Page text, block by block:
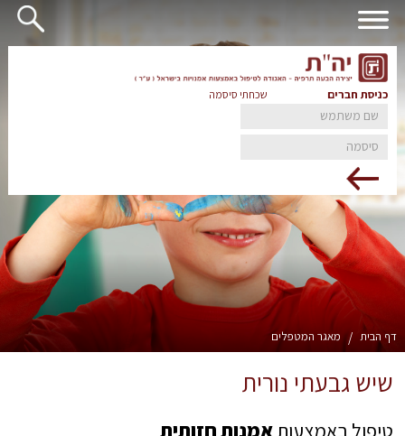
כניסת חברים שכחתי סיסמה
דף הבית / מאגר המטפלים
שיש גבעתי נורית
טיפול באמצעותאמנות חזותית